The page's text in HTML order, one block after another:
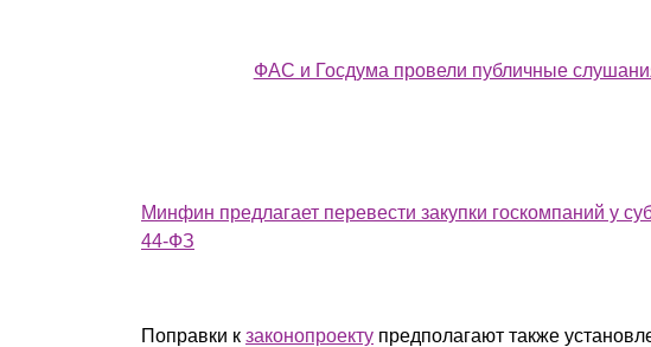
ФАС и Госдума провели публичные
Минфин предлагает перевести закупки госкомпаний у
44-ФЗ
Поправки к законопроекту предполагают также